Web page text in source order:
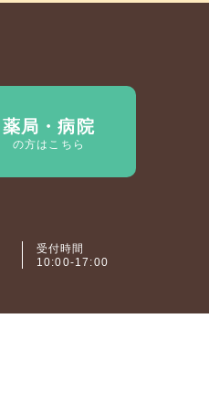
薬局・病院
の方はこちら
受付時間
10:00-17:00